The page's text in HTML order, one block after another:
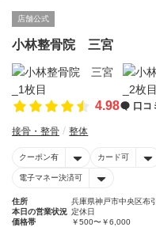
店舗公式
小林整骨院 三宮
4.98 口コ
接骨・整骨 整体
クーポン有 カード可
電子マネー決済可
住所
兵庫県神戸市中央区布
本日の営業状況 定休日
価格帯
￥500〜￥6,000